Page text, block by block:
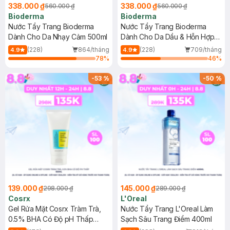
338.000 ₫560.000 ₫
Bioderma
Nước Tẩy Trang Bioderma
Dành Cho Da Nhạy Cảm 500ml
4.9 (228)
864/tháng
78%
338.000 ₫560.000 ₫
Bioderma
Nước Tẩy Trang Bioderma
Dành Cho Da Dầu & Hỗn Hợp
500ml
4.9 (228)
709/tháng
46%
-53%
139.000 ₫298.000 ₫
Cosrx
Gel Rửa Mặt Cosrx Tràm Trà,
0.5% BHA Có Độ pH Thấp
-50%
145.000 ₫289.000 ₫
L'Oreal
Nước Tẩy Trang L'Oreal Làm
Sạch Sâu Trang Điểm 400ml